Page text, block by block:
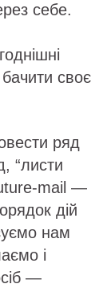
себе.
своє
ряд
“листи
mail —
дій
нам
і
—